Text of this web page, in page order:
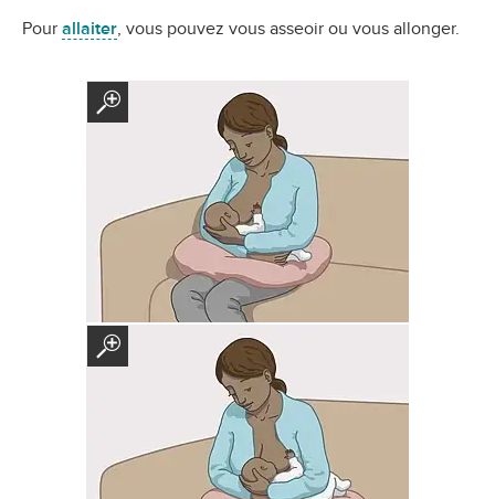
Pour allaiter, vous pouvez vous asseoir ou vous allonger.